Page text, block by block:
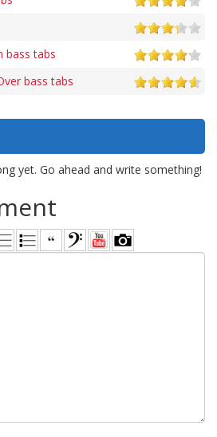
bass tabs
bass tabs
yet. Go ahead and write something!